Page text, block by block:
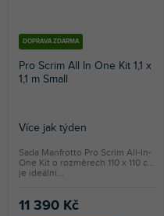
DOPRAVA ZDARMA
Pro Scrim All In One Kit 1,1 x
1,1 m Small
Více jak týden
11 390 Kč
Sada Manfrotto Pro Scrim All-In-
One Kit o rozměrech 110 x 110 cm
je ideální...